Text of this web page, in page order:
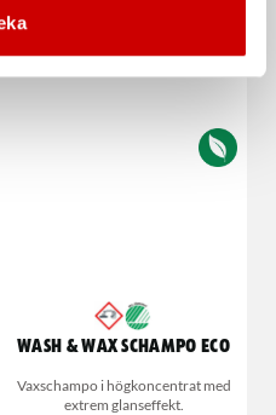
Wash & Wax Schampo Eco
Vaxschampo i högkoncentrat med
extrem glanseffekt.